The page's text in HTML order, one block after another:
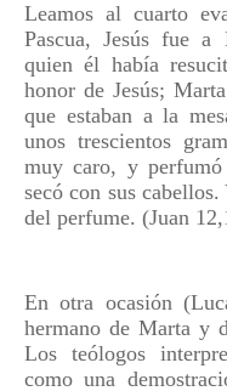
Leamos al cuarto
Pascua, Jesús fue
quien él había
honor de Jesús;
que estaban a la
unos trescientos
muy caro, y
secó con sus
del perfume. (Juan
En otra ocasión
hermano de Marta y
Los teólogos
como una